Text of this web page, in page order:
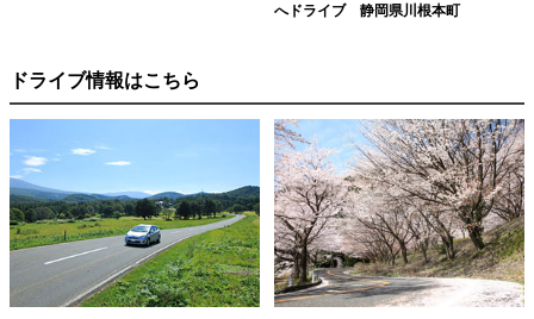
へドライブ 静岡県川根本町
ドライブ情報はこちら